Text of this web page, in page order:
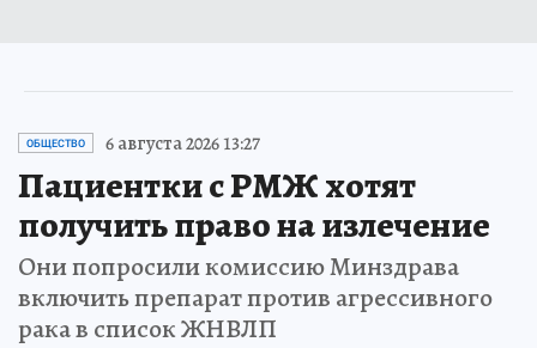
ОБЩЕСТВО 6 августа 2026 13:27
Пациентки с РМЖ хотят
получить право на излечение
Они попросили комиссию Минздрава
включить препарат против агрессивного
рака в список ЖНВЛП